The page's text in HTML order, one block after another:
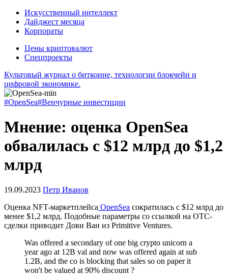
Искусственный интеллект
Дайджест месяца
Корпораты
Цены криптовалют
Спецпроекты
Культовый журнал о биткоине, технологии блокчейн и
цифровой экономике.
#OpenSea#Венчурные инвестиции
Мнение: оценка OpenSea
обвалилась с $12 млрд до $1,2
млрд
19.09.2023 Петр Иванов
Оценка NFT-маркетплейса OpenSea сократилась с $12 млрд до
менее $1,2 млрд. Подобные параметры со ссылкой на OTC-
сделки приводит Дови Ван из Primitive Ventures.
Was offered a secondary of one big crypto unicorn a
year ago at 12B val and now was offered again at sub
1.2B, and the co is blocking that sales so on paper it
won't be valued at 90% discount ?